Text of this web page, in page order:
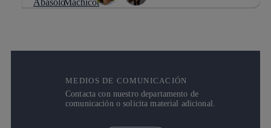
MEDIOS DE COMUNICACIÓN
Contacta con nuestro departamento de
comunicación o solicita material adicional.